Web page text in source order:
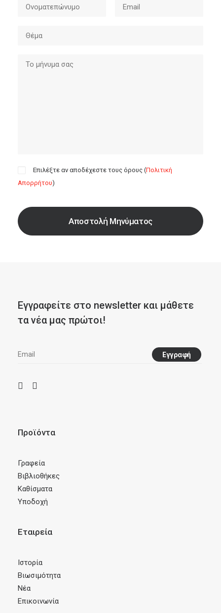
Επιλέξτε αν αποδέχεστε τους όρους (Πολιτική
Απορρήτου)
Εγγραφείτε στο newsletter και μάθετε
τα νέα μας πρώτοι!
Προϊόντα
Γραφεία
Βιβλιοθήκες
Καθίσματα
Υποδοχή
Εταιρεία
Ιστορία
Βιωσιμότητα
Νέα
Επικοινωνία